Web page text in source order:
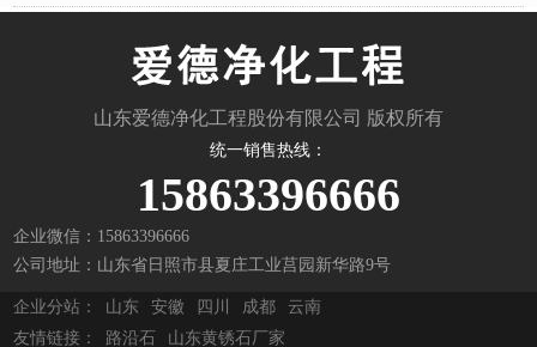
山东爱德净化工程股份有限公司 版权所有
统一销售热线：
15863396666
企业微信：15863396666
公司地址：山东省日照市县夏庄工业莒园新华路9号
企业分站： 山东 安徽 四川 成都
云南
友情链接：
路沿石 山东黄锈石厂家